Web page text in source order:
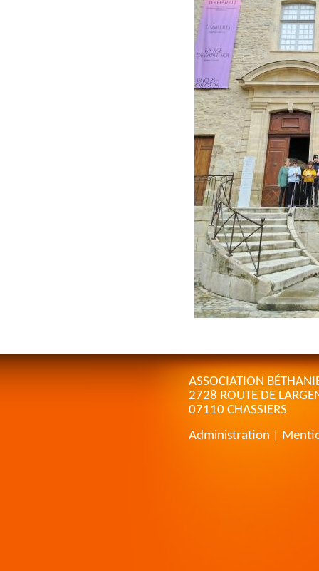
ASSOCIATION
2728 ROUTE DE
07110 CHASSIERS
Administration